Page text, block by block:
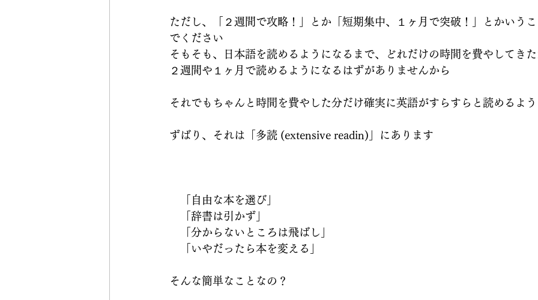
ただし、「２週間で攻略！」とか「短期集中、１ヶ月で突破！」とかいう
でください
そもそも、日本語を読めるようになるまで、どれだけの時間を費やしてきた
２週間や１ヶ月で読めるようになるはずがありませんから
それでもちゃんと時間を費やした分だけ確実に英語がすらすらと読めるよ
ずばり、それは「多読 (extensive readin)」にあります
「自由な本を選び」
「辞書は引かず」
「分からないところは飛ばし」
「いやだったら本を変える」
そんな簡単なことなの？